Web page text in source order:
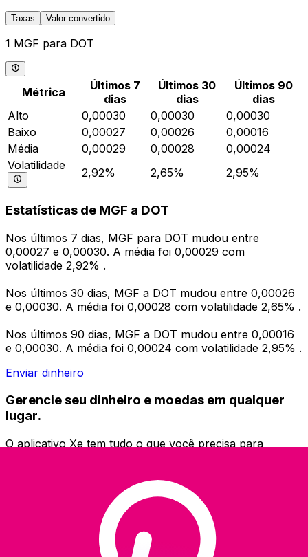
Taxas Valor convertido
1 MGF para DOT
Métrica
Últimos 7
dias
Últimos 30
dias
Últimos 90
dias
Alto
0,00030 0,00030
0,00030
Baixo
0,00027 0,00026
0,00016
Média
0,00029 0,00028
0,00024
Volatilidade
2,92% 2,65% 2,95%
Estatísticas de MGF a DOT
Nos últimos 7 dias, MGF para DOT mudou entre
0,00027 e 0,00030. A média foi 0,00029 com
volatilidade 2,92% .
Nos últimos 30 dias, MGF a DOT mudou entre 0,00026
e 0,00030. A média foi 0,00028 com volatilidade 2,65% .
Nos últimos 90 dias, MGF a DOT mudou entre 0,00016
e 0,00030. A média foi 0,00024 com volatilidade 2,95% .
Enviar dinheiro
Gerencie seu dinheiro e moedas em qualquer
lugar.
O aplicativo Xe tem tudo o que você precisa para
alertas de taxas de câmbio e transfira dinheiro para o
exterior sem taxas ocultas. Baixe hoje mesmo!